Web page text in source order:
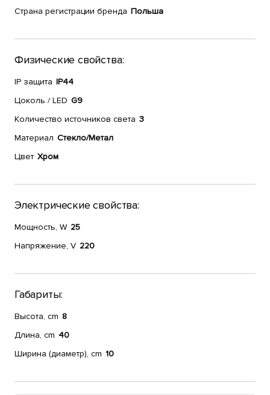
Страна регистрации бренда Польша
Физические свойства:
IP защита IP44
Цоколь / LED G9
Количество источников света 3
Материал Стекло/Метал
Цвет Хром
Электрические свойства:
Мощность, W 25
Напряжение, V 220
Габариты:
Высота, cm 8
Длина, cm 40
Ширина (диаметр), cm 10